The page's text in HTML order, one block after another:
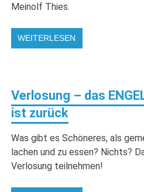
Meinolf Thies.
WEITERLESEN
Verlosung – das
ist zurück
Was gibt es Schöneres, als
lachen und zu essen? Nichts?
Verlosung teilnehmen!